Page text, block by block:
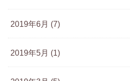
2019年6月 (7)
2019年5月 (1)